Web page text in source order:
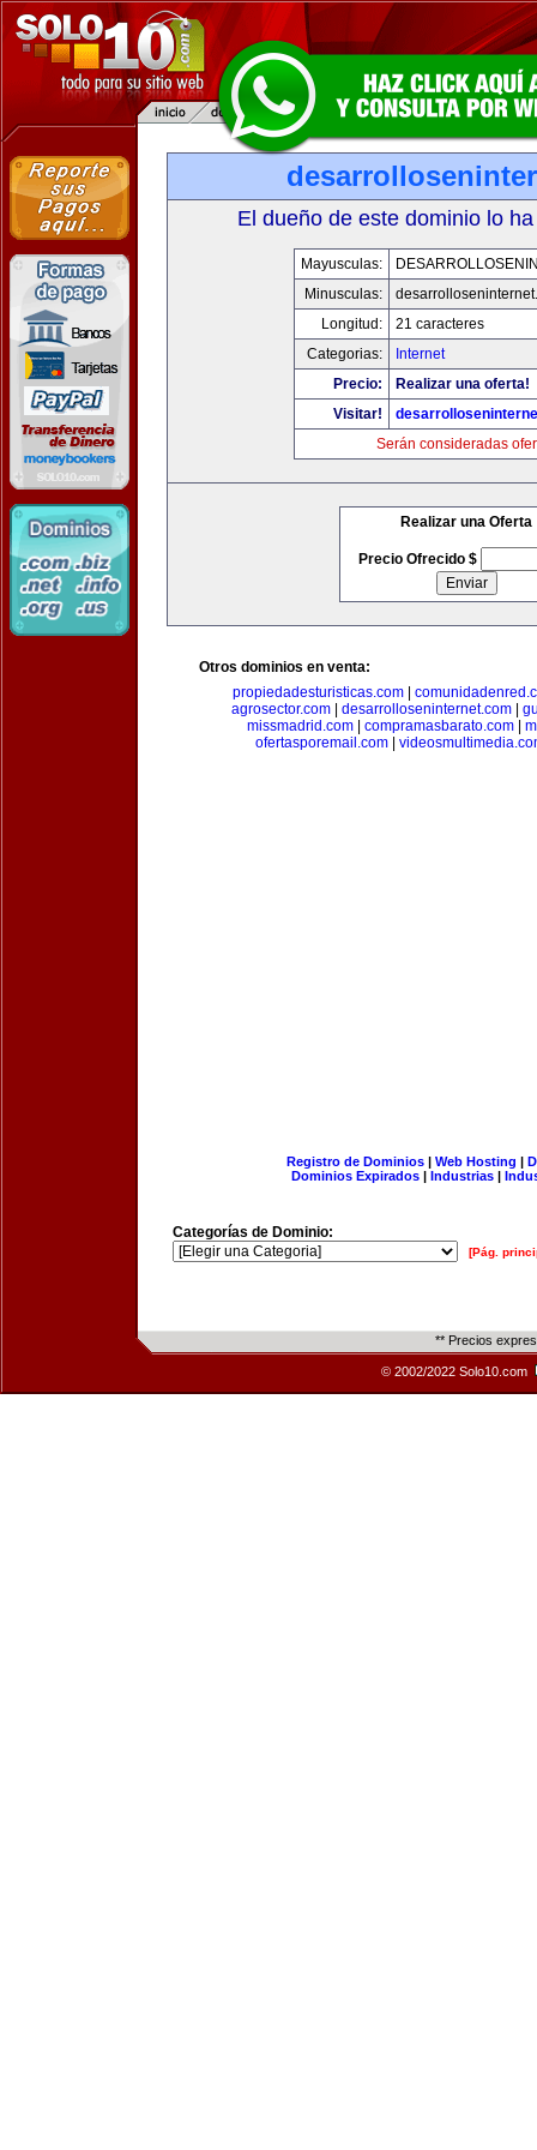
El dueño de este dominio lo
Mayusculas:
Minusculas:
Longitud:
21 caracteres
Categorias:
Internet
Precio:
Realizar una oferta!
Visitar!
Serán consideradas
Realizar una Oferta
Precio Ofrecido $
Otros dominios en venta:
propiedadesturisticas.com|
agrosector.com
desarrolloseninternet.com
missmadrid.com| compramasbarato.com|
ofertasporemail.com
Registro de Dominios| Web Hosting |
Dominios Expirados | Industrias |
Categorías de Dominio:
[Pág.
** Precios
© 2002/2022 Solo10.com